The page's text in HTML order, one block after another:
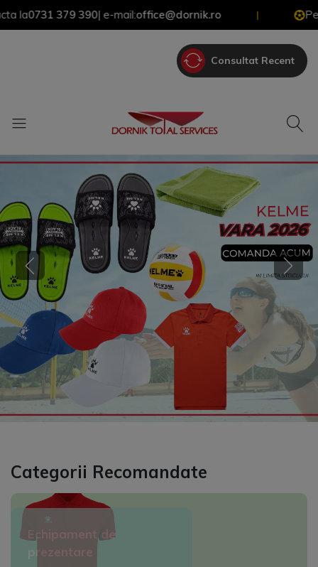
390| e-mail:office@dornik.ro | Pentru
Consultat Recent
Categorii Recomandate
Echipament de
prezentare